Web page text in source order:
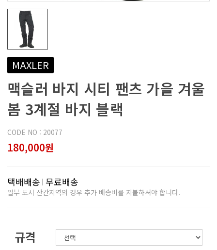
MAXLER
맥슬러 바지 시티 팬츠 가을 겨울
봄 3계절 바지 블랙
CODE NO : 20077
180,000원
택배배송 무료배송
일부 도서 산간지역의 경우 추가 배송비를 지불하셔야 합니다.
규격